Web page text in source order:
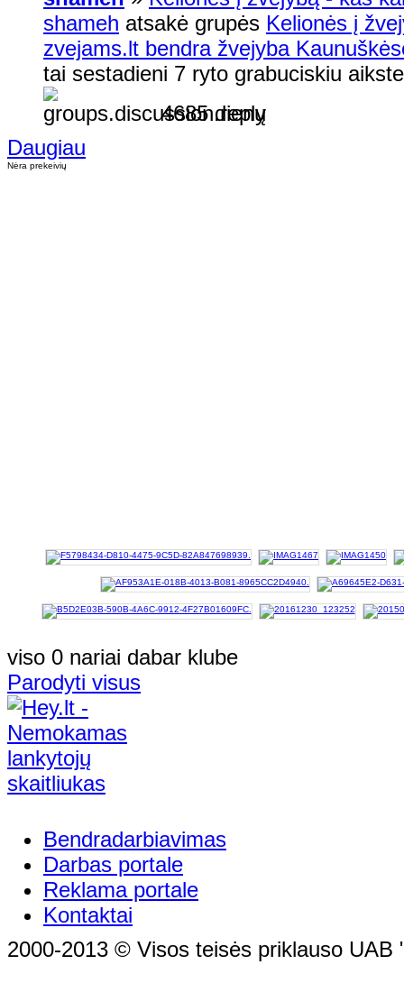
shameh atsakė grupės Kelionės į
zvejams.lt bendra žvejyba
tai sestadieni 7 ryto grabuciskiu
4685 dienų
Daugiau
Nėra prekeivių
viso 0 nariai dabar klube
Parodyti visus
Bendradarbiavimas
Darbas portale
Reklama portale
Kontaktai
2000-2013 © Visos teisės priklauso UAB